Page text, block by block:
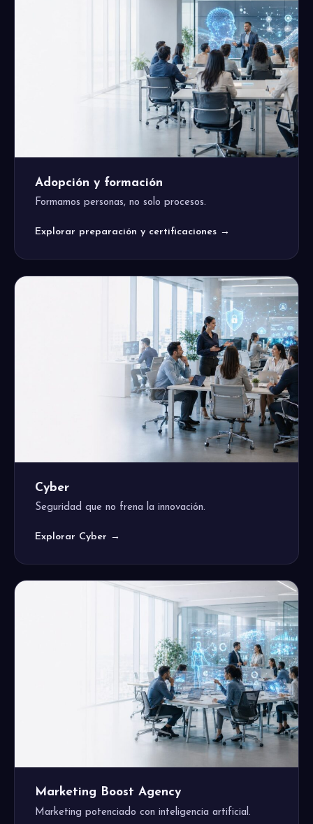
Adopción y formación
Formamos personas, no solo procesos.
Explorar preparación y certificaciones →
Cyber
Seguridad que no frena la innovación.
Explorar Cyber →
Marketing Boost Agency
Marketing potenciado con inteligencia artificial.